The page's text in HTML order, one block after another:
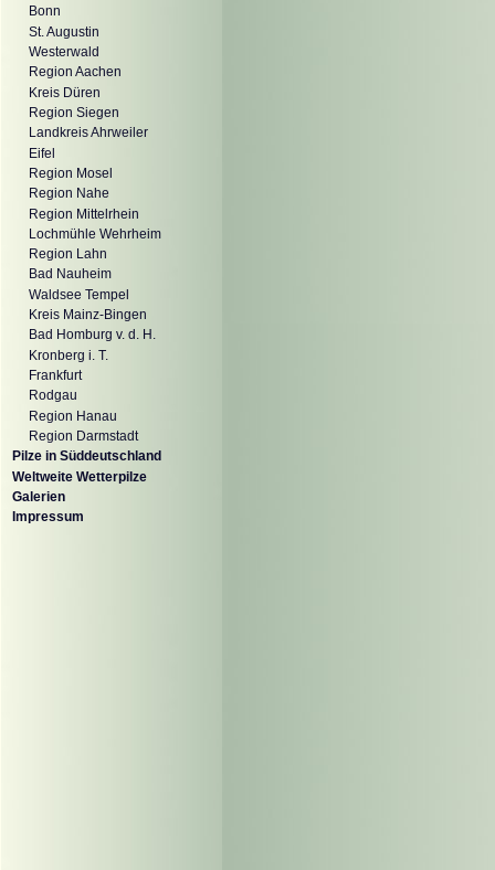
Bonn
St. Augustin
Westerwald
Region Aachen
Kreis Düren
Region Siegen
Landkreis Ahrweiler
Eifel
Region Mosel
Region Nahe
Region Mittelrhein
Lochmühle Wehrheim
Region Lahn
Bad Nauheim
Waldsee Tempel
Kreis Mainz-Bingen
Bad Homburg v. d. H.
Kronberg i. T.
Frankfurt
Rodgau
Region Hanau
Region Darmstadt
Pilze in Süddeutschland
Weltweite Wetterpilze
Galerien
Impressum